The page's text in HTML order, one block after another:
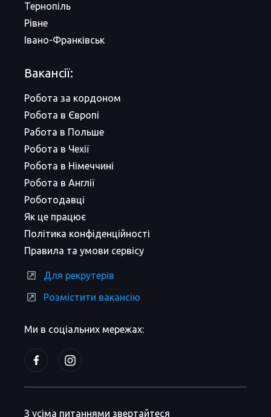
Ми в соціальних мережах:
Тернопіль
Рівне
Івано-Франківськ
Вакансії:
Робота за кордоном
Робота в Європі
Работа в Польше
Робота в Чехії
Робота в Німеччині
Робота в Англії
Роботодавці
Як це працює
Політика конфіденційності
Правила та умови сервісу
Для рекрутерів
Розмістити вакансію
З усіма питаннями звертайтеся